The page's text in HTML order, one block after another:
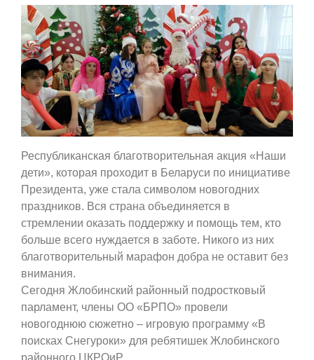
Республиканская благотворительная акция «Наши
дети», которая проходит в Беларуси по инициативе
Президента, уже стала символом новогодних
праздников. Вся страна объединяется в
стремлении оказать поддержку и помощь тем, кто
больше всего нуждается в заботе. Никого из них
благотворительный марафон добра не оставит без
внимания.
Сегодня Жлобинский районный подростковый
парламент, члены ОО «БРПО» провели
новогоднюю сюжетно – игровую программу «В
поисках Снегуроки» для ребятишек Жлобинского
районного ЦКРОиР.